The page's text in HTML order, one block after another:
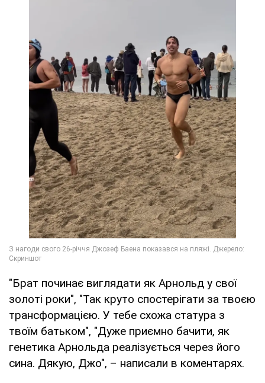
"Брат починає виглядати як Арнольд у свої
золоті роки", "Так круто спостерігати за твоєю
трансформацією. У тебе схожа статура з
твоїм батьком", "Дуже приємно бачити, як
генетика Арнольда реалізується через його
сина. Дякую, Джо", – написали в коментарях.